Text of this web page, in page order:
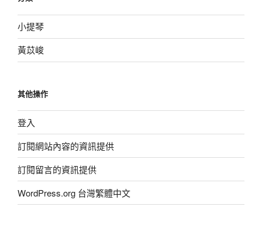
小提琴
黃苡峻
其他操作
登入
訂閱網站內容的資訊提供
訂閱留言的資訊提供
WordPress.org 台灣繁體中文